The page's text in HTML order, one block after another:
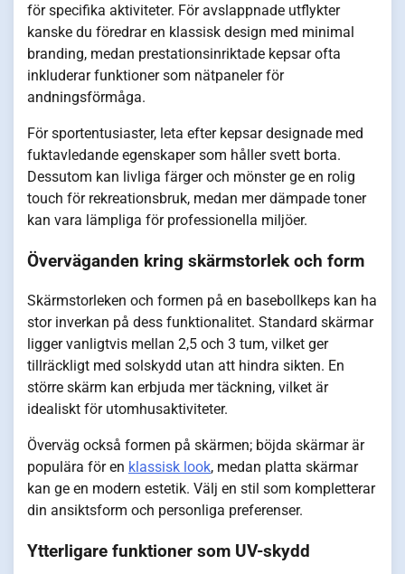
för specifika aktiviteter. För avslappnade utflykter
kanske du föredrar en klassisk design med minimal
branding, medan prestationsinriktade kepsar ofta
inkluderar funktioner som nätpaneler för
andningsförmåga.
För sportentusiaster, leta efter kepsar designade med
fuktavledande egenskaper som håller svett borta.
Dessutom kan livliga färger och mönster ge en rolig
touch för rekreationsbruk, medan mer dämpade toner
kan vara lämpliga för professionella miljöer.
Överväganden kring skärmstorlek och form
Skärmstorleken och formen på en basebollkeps kan ha
stor inverkan på dess funktionalitet. Standard skärmar
ligger vanligtvis mellan 2,5 och 3 tum, vilket ger
tillräckligt med solskydd utan att hindra sikten. En
större skärm kan erbjuda mer täckning, vilket är
idealiskt för utomhusaktiviteter.
Överväg också formen på skärmen; böjda skärmar är
populära för en klassisk look, medan platta skärmar
kan ge en modern estetik. Välj en stil som kompletterar
din ansiktsform och personliga preferenser.
Ytterligare funktioner som UV-skydd